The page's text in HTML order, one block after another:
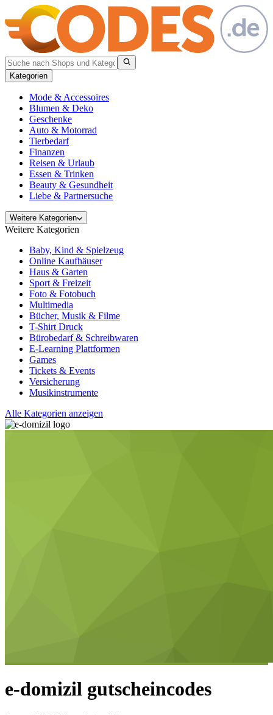
Kategorien
Mode & Accessoires
Blumen & Deko
Geschenke
Auto & Motorrad
Tierbedarf
Finanzen
Reisen & Urlaub
Essen & Trinken
Beauty & Gesundheit
Liebe & Partnersuche
Weitere Kategorien
Weitere Kategorien
Baby, Kind & Spielzeug
Online Kaufhäuser
Haus & Garten
Sport & Freizeit
Foto & Fotobuch
Multimedia
Bücher, Musik & Filme
T-Shirt Druck
Bürobedarf & Schreibwaren
E-Learning Plattformen
Games
Tickets & Events
Versicherung
Musikinstrumente
Alle Kategorien anzeigen
e-domizil gutscheincodes